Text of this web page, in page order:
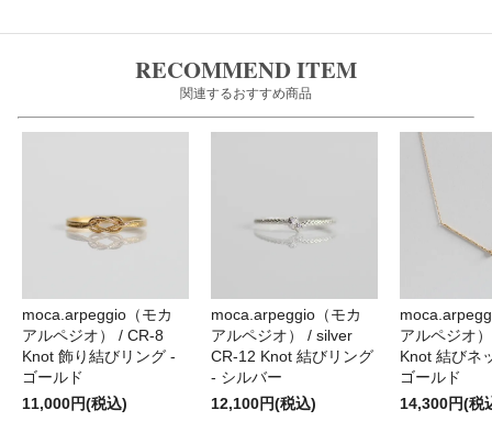
RECOMMEND ITEM
関連するおすすめ商品
moca.arpeggio（モカ
アルペジオ） / CR-8
Knot 飾り結びリング -
ゴールド
11,000円(税込)
moca.arpeggio（モカ
アルペジオ） / silver
CR-12 Knot 結びリング
- シルバー
12,100円(税込)
アルペジオ
Knot 結びネ
ゴールド
14,300円(税